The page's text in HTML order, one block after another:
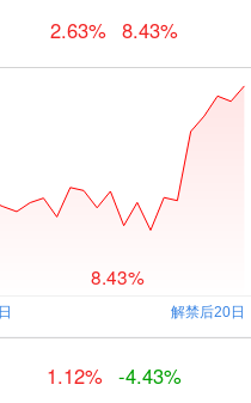
2.63% 8.43%
8.43%
1.12% -4.43%